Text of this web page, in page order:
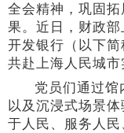
全会精神，巩固
果。近日，财政
开发银行（以下
共赴上海人民城市
党员们通过馆
以及沉浸式场景
于人民、服务人民